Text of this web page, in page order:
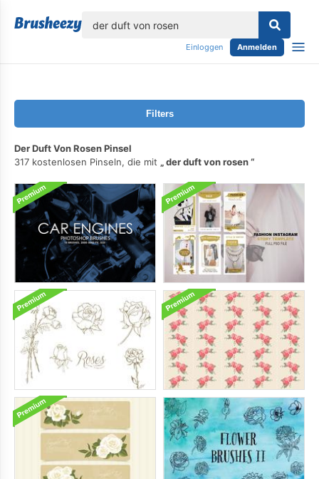
Einloggen Anmelden
Filters
Der Duft Von Rosen Pinsel
317 kostenlosen Pinseln, die mit
der duft von rosen